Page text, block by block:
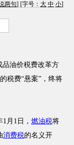
两句] [字号： 大 中 小]
油价税费改革方
税费“悬案”，终将
1日， 燃油税将
消费税的名义开